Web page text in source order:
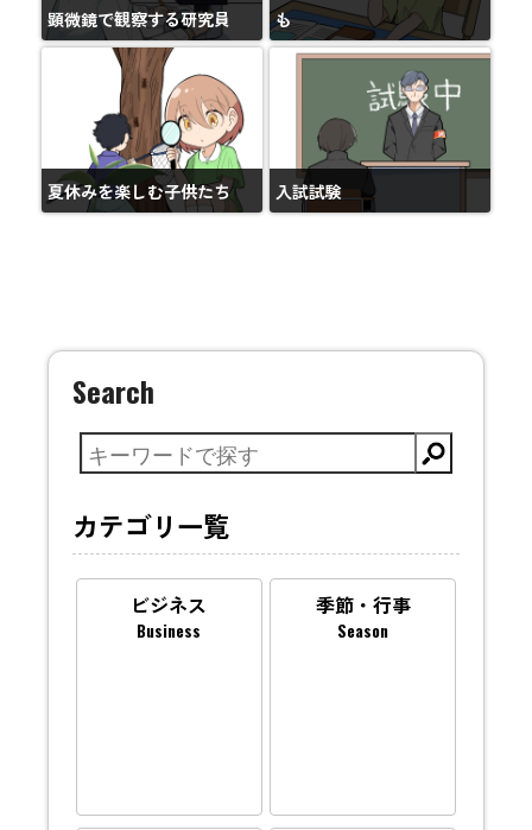
顕微鏡で観察する研究員
も
夏休みを楽しむ子供たち 入試試験
Search
カテゴリ一覧
ビジネス
Business
季節・行事
Season